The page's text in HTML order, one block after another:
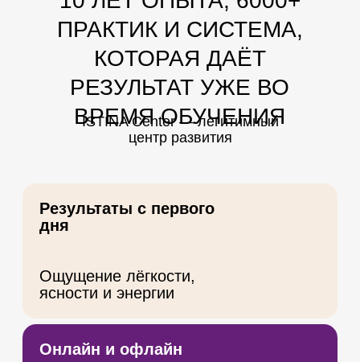
КОРОТКИЕ ВИДЕО О
ТОМ, КАК ОБУЧЕНИЕ
МЕНЯЕТ ТЕЛО,
МЫШЛЕНИЕ И ЖИЗНЬ